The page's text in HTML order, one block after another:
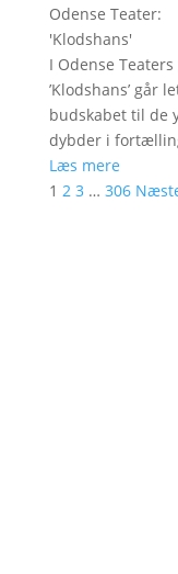
Odense Teater:
'Klodshans'
I Odense
’Klodshans’ går
budskabet til de
dybder i
Læs mere
1 2 3 … 306